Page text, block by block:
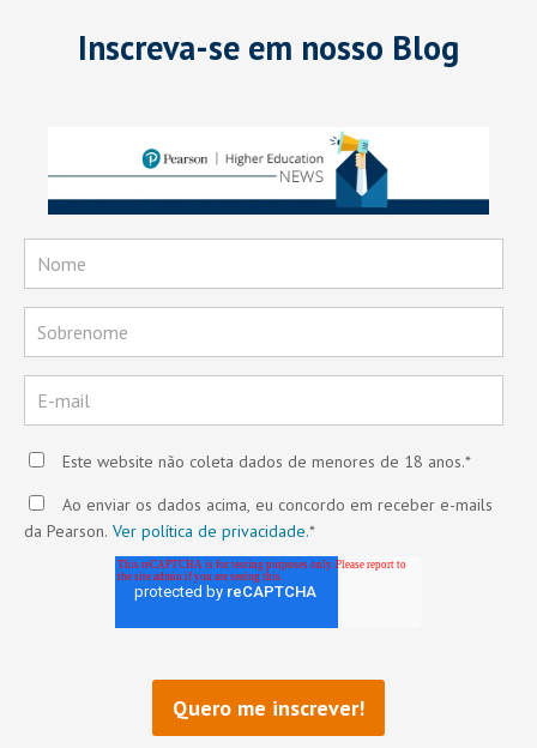
Inscreva-se em nosso Blog
Este website não coleta dados de menores de 18 anos.*
Ao enviar os dados acima, eu concordo em receber e-mails
da Pearson. Ver política de privacidade.*